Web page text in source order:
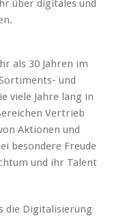
über digitales und
als 30 Jahren im
und
viele Jahre lang in
Vertrieb
Aktionen und
besondere Freude
und ihr Talent
die Digitalisierung